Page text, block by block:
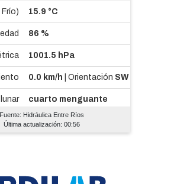
Fuente: Hidráulica Entre Ríos
Última actualización: 00:56